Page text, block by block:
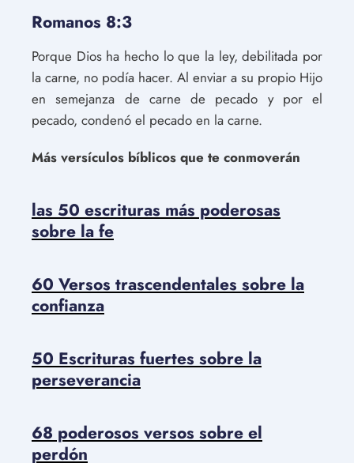
Romanos 8:3
Porque Dios ha hecho lo que la ley, debilitada por
la carne, no podía hacer. Al enviar a su propio Hijo
en semejanza de carne de pecado y por el
pecado, condenó el pecado en la carne.
Más versículos bíblicos que te conmoverán
las 50 escrituras más poderosas
sobre la fe
60 Versos trascendentales sobre la
confianza
50 Escrituras fuertes sobre la
perseverancia
68 poderosos versos sobre el
perdón